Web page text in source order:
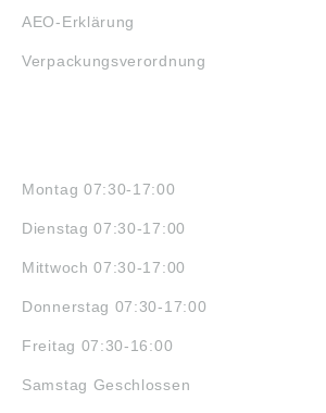
AEO-Erklärung
Verpackungsverordnung
Montag 07:30-17:00
Dienstag 07:30-17:00
Mittwoch 07:30-17:00
Donnerstag 07:30-17:00
Freitag 07:30-16:00
Samstag Geschlossen